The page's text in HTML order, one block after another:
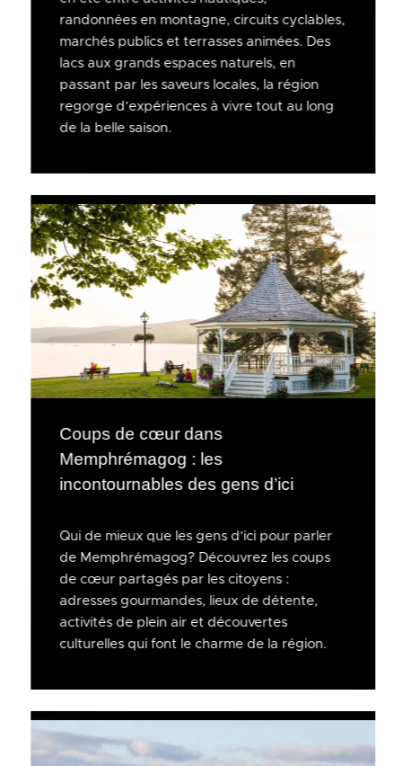
randonnées en montagne, circuits cyclables,
marchés publics et terrasses animées. Des
lacs aux grands espaces naturels, en
passant par les saveurs locales, la région
regorge d’expériences à vivre tout au long
de la belle saison.
Coups de cœur dans
Memphrémagog : les
incontournables des gens d’ici
Qui de mieux que les gens d’ici pour parler
de Memphrémagog? Découvrez les coups
de cœur partagés par les citoyens :
adresses gourmandes, lieux de détente,
activités de plein air et découvertes
culturelles qui font le charme de la région.